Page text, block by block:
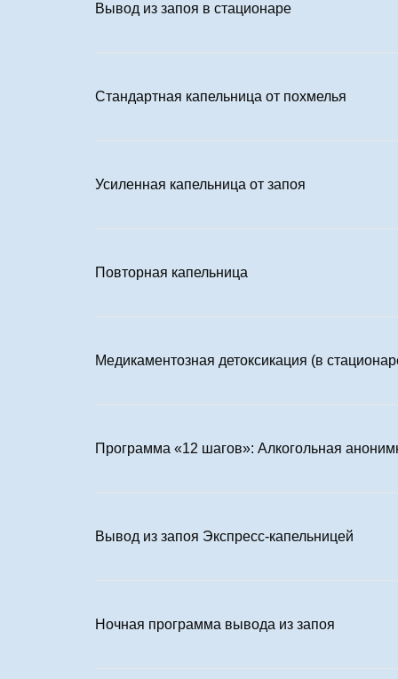
Вывод из запоя в стационаре
Стандартная капельница от похмелья
Усиленная капельница от запоя
Повторная капельница
Медикаментозная детоксикация (в
Программа «12 шагов»: Алкогольная
Вывод из запоя Экспресс-капельницей
Ночная программа вывода из запоя